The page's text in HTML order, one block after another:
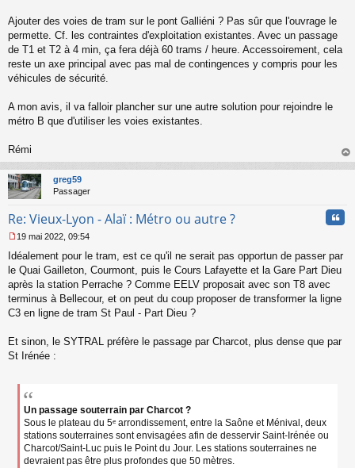
s
g
e
n
o
u
Ajouter des voies de tram sur le pont Galliéni ? Pas sûr que l'ouvrage le
permette. Cf. les contraintes d'exploitation existantes. Avec un passage
de T1 et T2 à 4 min, ça fera déjà 60 trams / heure. Accessoirement, cela
reste un axe principal avec pas mal de contingences y compris pour les
véhicules de sécurité.
A mon avis, il va falloir plancher sur une autre solution pour rejoindre le
métro B que d'utiliser les voies existantes.
Rémi
au
greg59
Passager
Re: Vieux-Lyon - Alaï : Métro ou autre ?
e
s
s
g
e
o
n
19 mai 2022, 09:54
Idéalement pour le tram, est ce qu'il ne serait pas opportun de passer par
le Quai Gailleton, Courmont, puis le Cours Lafayette et la Gare Part Dieu
après la station Perrache ? Comme EELV proposait avec son T8 avec
terminus à Bellecour, et on peut du coup proposer de transformer la ligne
C3 en ligne de tram St Paul - Part Dieu ?
Et sinon, le SYTRAL préfère le passage par Charcot, plus dense que par
St Irénée :
Un passage souterrain par Charcot ?
Sous le plateau du 5ᵉ arrondissement, entre la Saône et Ménival, deux
stations souterraines sont envisagées afin de desservir Saint-Irénée ou
Charcot/Saint-Luc puis le Point du Jour. Les stations souterraines ne
devraient pas être plus profondes que 50 mètres.